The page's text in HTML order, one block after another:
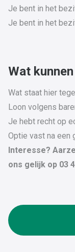
Je bent in het
Je bent in het
Wat
Wat staat hier
Loon volgens
Je hebt recht op
Optie vast na een
Interesse?
ons gelijk op 03